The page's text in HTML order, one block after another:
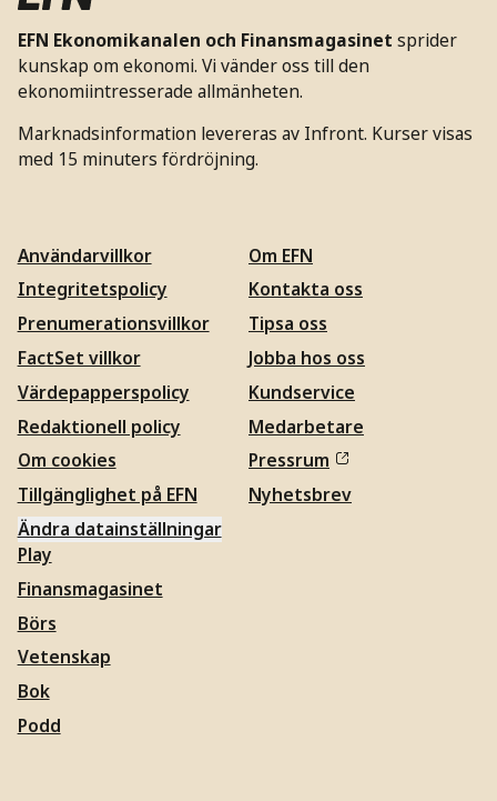
EFN Ekonomikanalen och Finansmagasinet sprider
kunskap om ekonomi. Vi vänder oss till den
ekonomiintresserade allmänheten.
Marknadsinformation levereras av Infront. Kurser visas
med 15 minuters fördröjning.
Användarvillkor
Integritetspolicy
Prenumerationsvillkor
FactSet villkor
Värdepapperspolicy
Redaktionell policy
Om cookies
Tillgänglighet på EFN
Ändra datainställningar
Om EFN
Kontakta oss
Tipsa oss
Jobba hos oss
Kundservice
Medarbetare
Pressrum
Nyhetsbrev
Play
Finansmagasinet
Börs
Vetenskap
Bok
Podd